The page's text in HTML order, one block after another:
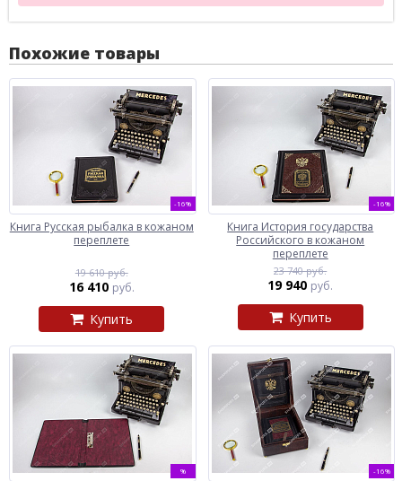
Похожие товары
-16%
Книга Русская рыбалка в кожаном
переплете
19 610 руб.
16 410 руб.
Купить
-16%
Книга История государства
Российского в кожаном
переплете
23 740 руб.
19 940 руб.
Купить
% -16%